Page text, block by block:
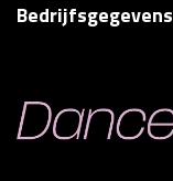
Bedrijfsgegevens